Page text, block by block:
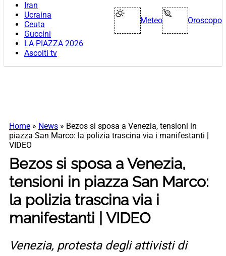
Iran
Ucraina
Ceuta
Guccini
LA PIAZZA 2026
Ascolti tv
Meteo Oroscopo
Home » News » Bezos si sposa a Venezia, tensioni in
piazza San Marco: la polizia trascina via i manifestanti |
VIDEO
Bezos si sposa a Venezia,
tensioni in piazza San Marco:
la polizia trascina via i
manifestanti | VIDEO
Venezia, protesta degli attivisti di